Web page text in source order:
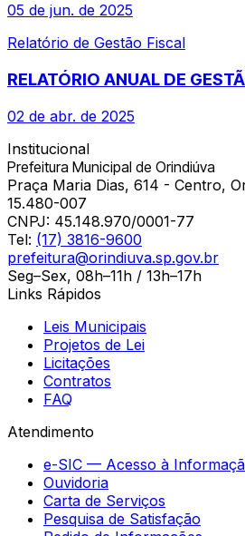
05 de jun. de 2025
Relatório de Gestão Fiscal
RELATÓRIO ANUAL DE
02 de abr. de 2025
Institucional
Prefeitura Municipal de Orindiúva
Praça Maria Dias, 614 - Centro,
15.480-007
CNPJ: 45.148.970/0001-77
Tel: (17) 3816-9600
prefeitura@orindiuva.sp.gov.br
Seg–Sex, 08h–11h / 13h–17h
Links Rápidos
Leis Municipais
Projetos de Lei
Licitações
Contratos
FAQ
Atendimento
e-SIC — Acesso à
Ouvidoria
Carta de Serviços
Pesquisa de Satisfação